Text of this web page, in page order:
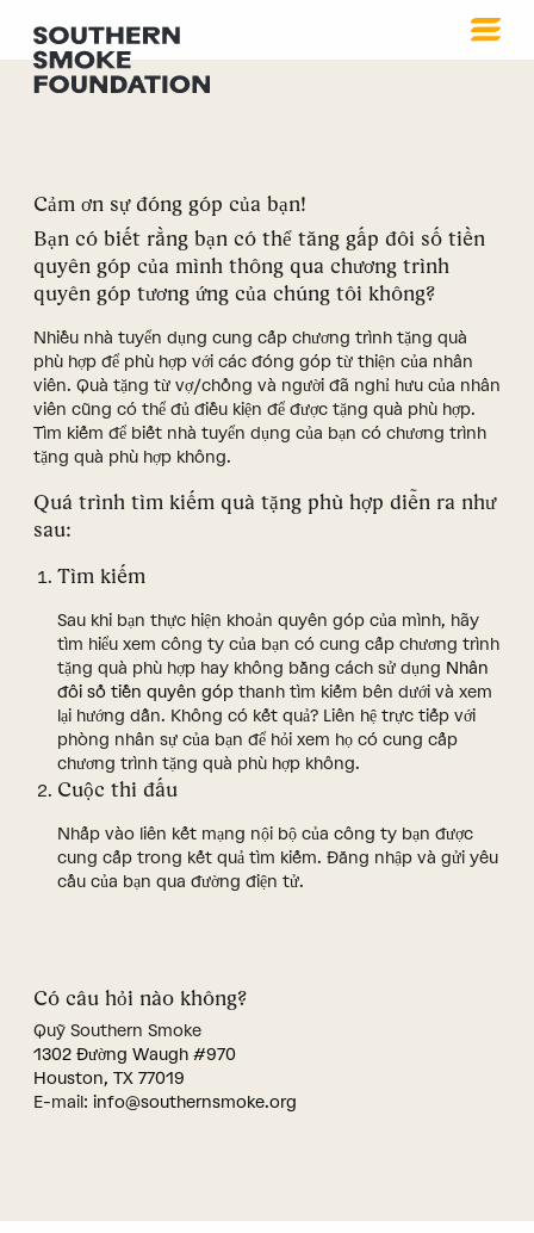
Nhân đôi số tiền quyên
Cảm ơn sự đóng góp của bạn!
Bạn có biết rằng bạn có thể tăng gấp đôi số tiền
quyên góp của mình thông qua chương trình
quyên góp tương ứng của chúng tôi không?
Nhiều nhà tuyển dụng cung cấp chương trình tặng quà
phù hợp để phù hợp với các đóng góp từ thiện của nhân
viên. Quà tặng từ vợ/chồng và người đã nghỉ hưu của nhân
viên cũng có thể đủ điều kiện để được tặng quà phù hợp.
Tìm kiếm để biết nhà tuyển dụng của bạn có chương trình
tặng quà phù hợp không.
Quá trình tìm kiếm quà tặng phù hợp diễn ra như
sau:
Tìm kiếm
Sau khi bạn thực hiện khoản quyên góp của mình, hãy
tìm hiểu xem công ty của bạn có cung cấp chương trình
tặng quà phù hợp hay không bằng cách sử dụng Nhân
đôi số tiền quyên góp thanh tìm kiếm bên dưới và xem
lại hướng dẫn. Không có kết quả? Liên hệ trực tiếp với
phòng nhân sự của bạn để hỏi xem họ có cung cấp
chương trình tặng quà phù hợp không.
Cuộc thi đấu
Nhấp vào liên kết mạng nội bộ của công ty bạn được
cung cấp trong kết quả tìm kiếm. Đăng nhập và gửi yêu
cầu của bạn qua đường điện tử.
Có câu hỏi nào không?
Quỹ Southern Smoke
1302 Đường Waugh #970
Houston, TX 77019
E-mail: info@southernsmoke.org